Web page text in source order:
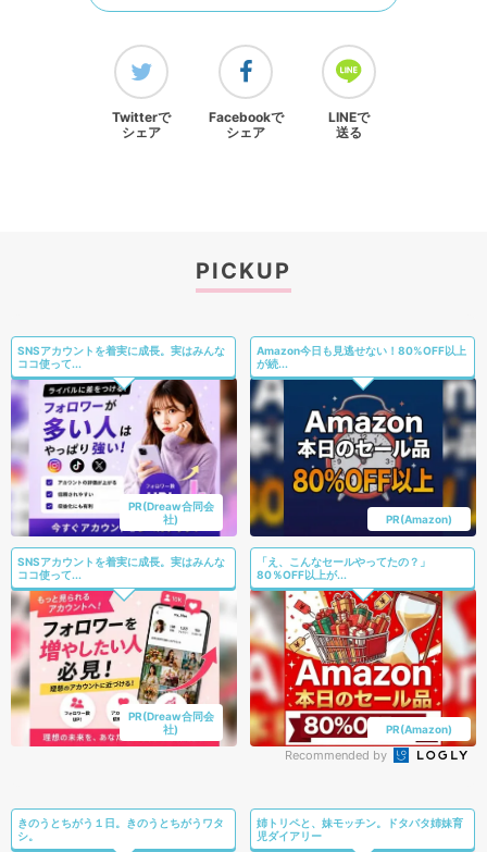
Twitterで
シェア
Facebookで
シェア
LINEで
送る
PICKUP
SNSアカウントを着実に成長。実はみんな
ココ使って...
PR(Dreaw合同会
社)
Amazon今日も見逃せない！80%OFF以上
が続...
PR(Amazon)
SNSアカウントを着実に成長。実はみんな
ココ使って...
PR(Dreaw合同会
社)
「え、こんなセールやってたの？」
80％OFF以上が...
PR(Amazon)
Recommended by
きのうとちがう１日。きのうとちがうワタ
シ。
姉トリペと、妹モッチン。ドタバタ姉妹育
児ダイアリー